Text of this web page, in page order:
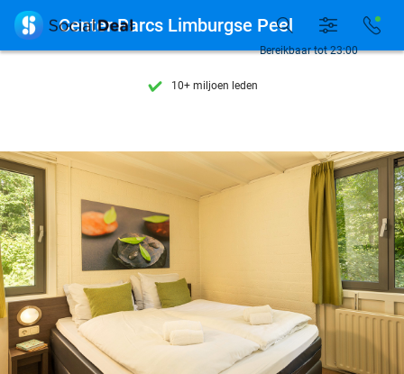
7 dagen per week beschikbaar
10+ miljoen leden
7 dagen per week beschikbaar
Bereikbaar tot 23:00
 Center Parcs Limburgse Peel